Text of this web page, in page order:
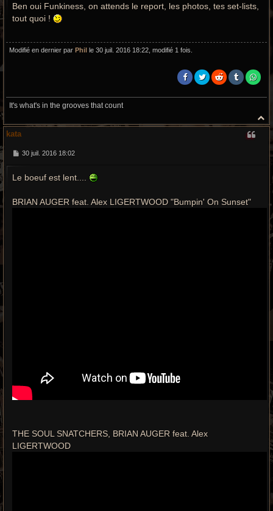
r
s
g
Ben oui Funkiness, on attends le report, les photos, tes set-lists,
tout quoi !
Modifié en dernier par Phil le 30 juil. 2016 18:22, modifié 1 fois.
It's what's in the grooves that count
a
kata
M
s
e
30 juil. 2016 18:02
Le boeuf est lent....
BRIAN AUGER feat. Alex LIGERTWOOD "Bumpin' On Sunset"
THE SOUL SNATCHERS, BRIAN AUGER feat. Alex
LIGERTWOOD